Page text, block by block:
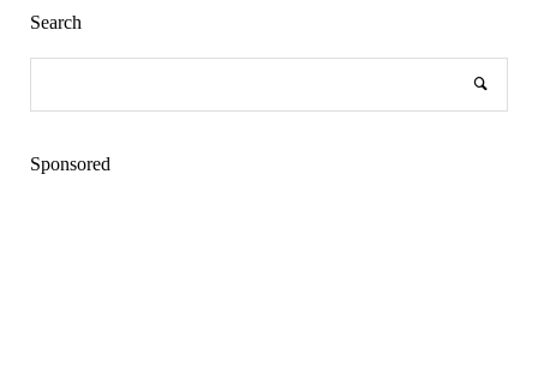
Search
Sponsored